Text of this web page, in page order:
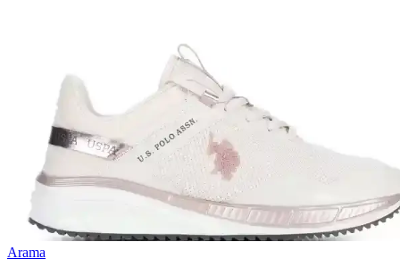
Arama